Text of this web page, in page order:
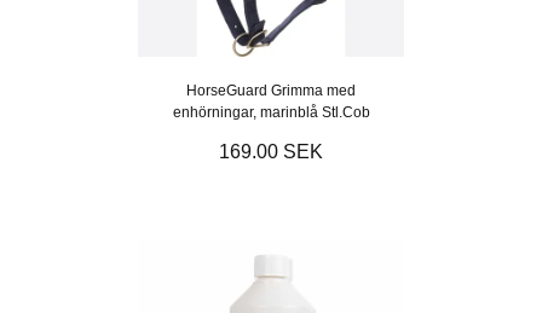
HorseGuard Grimma med
enhörningar, marinblå Stl.Cob
169.00 SEK